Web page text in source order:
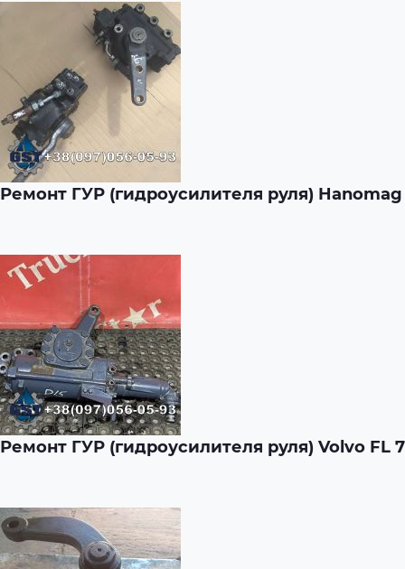
Ремонт ГУР (гидроусилителя руля) Hanomag
Ремонт ГУР (гидроусилителя руля) Volvo FL 7